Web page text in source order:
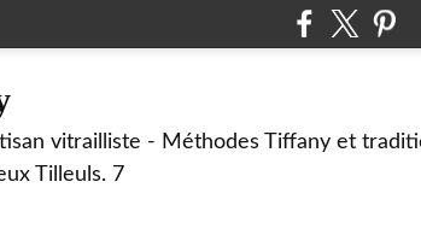
vitrailliste - Méthodes Tiffany et
Tilleuls. 7